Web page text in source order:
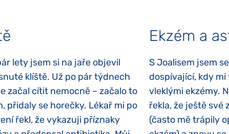
lety jsem si na jaře objevil
klíště. Už po pár týdnech
začal cítit nemocně – začalo to
přidaly se horečky. Lékař mi po
řekl, že vykazuji příznaky
Ekzém a
S Joalisem jsem
dospívající, kdy mi
vleklými ekzémy.
řekla, že ještě své
(často mě trápily